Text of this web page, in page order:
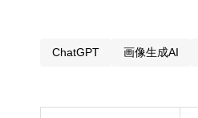
ChatGPT 画像生成AI